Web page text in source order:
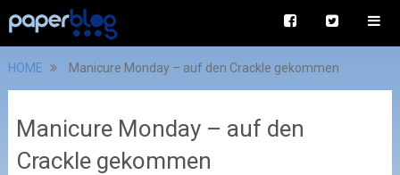
HOME Manicure Monday – auf den Crackle gekommen
Manicure Monday – auf den
Crackle gekommen